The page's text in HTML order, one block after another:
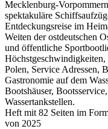
Mecklenburg-
spektakuläre
Entdeckungsreise im
Weiten der ostdeutschen
und öffentliche
Polen, Service Adressen,
Gastronomie auf dem
Bootshäuser,
Wassertankstellen.
Heft mit 82 Seiten im
von 2025